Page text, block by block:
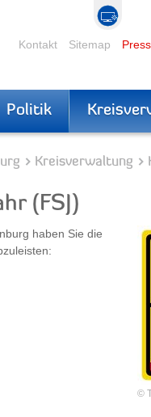
Kontakt Sitemap
Politik
Kreisverwaltung
(FSJ)
©
haben Sie die